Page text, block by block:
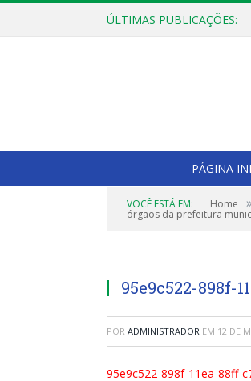
ÚLTIMAS PUBLICAÇÕES:
PÁGINA
VOCÊ ESTÁ EM: Home »
órgãos da prefeitura
95e9c522-898f-
POR ADMINISTRADOR EM 12 DE
95e9c522-898f-11ea-88ff-